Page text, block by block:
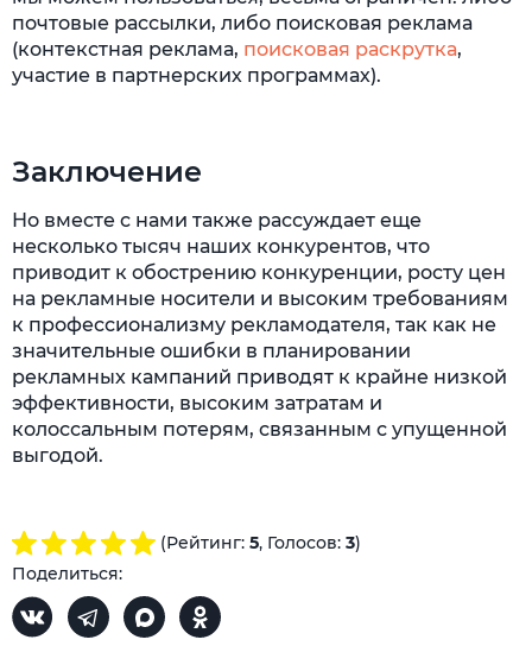
почтовые рассылки, либо поисковая реклама
(контекстная реклама, поисковая раскрутка,
участие в партнерских программах).
Заключение
Но вместе с нами также рассуждает еще
несколько тысяч наших конкурентов, что
приводит к обострению конкуренции, росту цен
на рекламные носители и высоким требованиям
к профессионализму рекламодателя, так как не
значительные ошибки в планировании
рекламных кампаний приводят к крайне низкой
эффективности, высоким затратам и
колоссальным потерям, связанным с упущенной
выгодой.
(Рейтинг: 5, Голосов: 3)
Поделиться: